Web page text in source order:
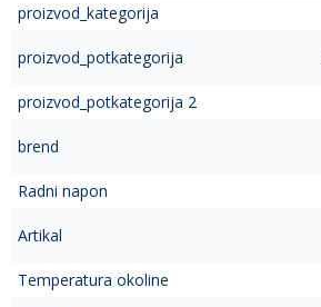
proizvod_kategorija
proizvod_potkategorija
proizvod_potkategorija 2
brend
Radni napon
Artikal
Temperatura okoline